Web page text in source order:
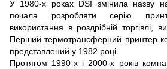
У 1980-х роках DSI змінила назву
почала розробляти серію
використання в роздрібній торгівлі,
Перший термотрансферний принтер
представлений у 1982 році.
Протягом 1990-х і 2000-х років